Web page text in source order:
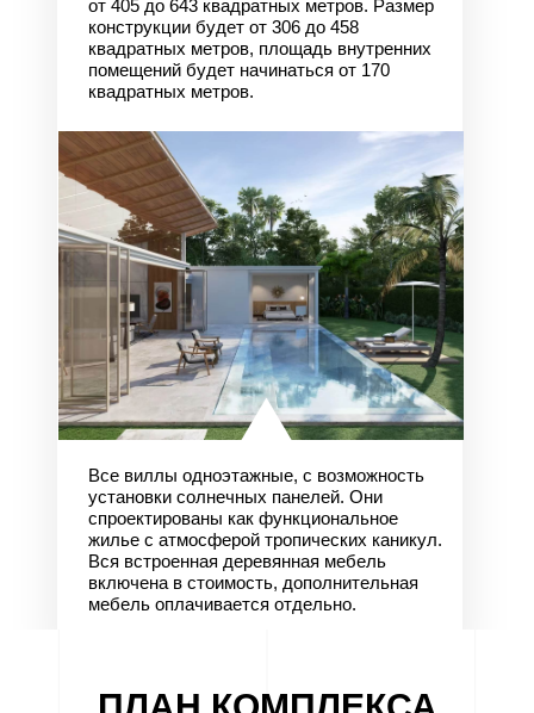
от 405 до 643 квадратных метров. Размер
конструкции будет от 306 до 458
квадратных метров, площадь внутренних
помещений будет начинаться от 170
квадратных метров.
Все виллы одноэтажные, с возможность
установки солнечных панелей. Они
спроектированы как функциональное
жилье с атмосферой тропических каникул.
Вся встроенная деревянная мебель
включена в стоимость, дополнительная
мебель оплачивается отдельно.